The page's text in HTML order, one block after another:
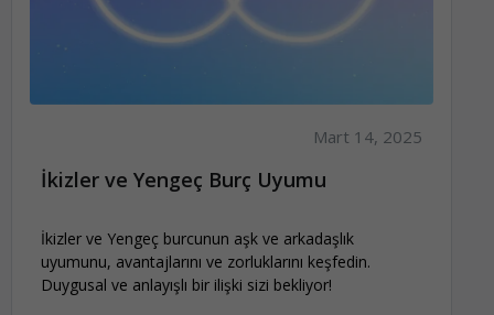
Mart 14, 2025
İkizler ve Yengeç Burç Uyumu
İkizler ve Yengeç burcunun aşk ve arkadaşlık
uyumunu, avantajlarını ve zorluklarını keşfedin.
Duygusal ve anlayışlı bir ilişki sizi bekliyor!